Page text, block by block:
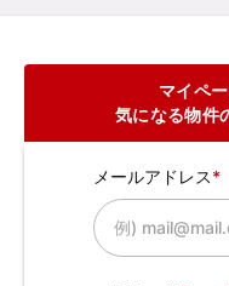
マイペ
気になる物件
メールアドレス